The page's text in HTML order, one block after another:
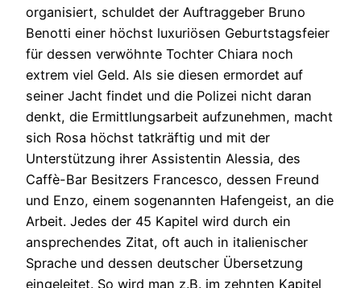
organisiert, schuldet der Auftraggeber Bruno
Benotti einer höchst luxuriösen Geburtstagsfeier
für dessen verwöhnte Tochter Chiara noch
extrem viel Geld. Als sie diesen ermordet auf
seiner Jacht findet und die Polizei nicht daran
denkt, die Ermittlungsarbeit aufzunehmen, macht
sich Rosa höchst tatkräftig und mit der
Unterstützung ihrer Assistentin Alessia, des
Caffè-Bar Besitzers Francesco, dessen Freund
und Enzo, einem sogenannten Hafengeist, an die
Arbeit. Jedes der 45 Kapitel wird durch ein
ansprechendes Zitat, oft auch in italienischer
Sprache und dessen deutscher Übersetzung
eingeleitet. So wird man z.B. im zehnten Kapitel